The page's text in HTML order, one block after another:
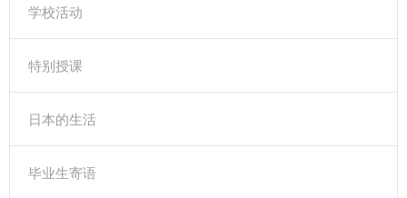
学校活动
特别授课
日本的生活
毕业生寄语